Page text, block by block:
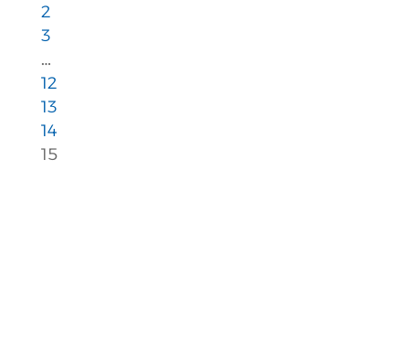
2
3
…
12
13
14
15